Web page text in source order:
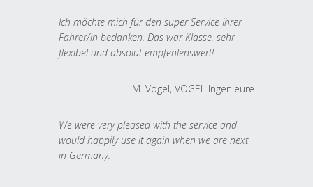
Ich möchte mich für den super Service Ihrer
Fahrer/in bedanken. Das war Klasse, sehr
flexibel und absolut empfehlenswert!
M. Vogel, VOGEL Ingenieure
We were very pleased with the service and
would happily use it again when we are next
in Germany.